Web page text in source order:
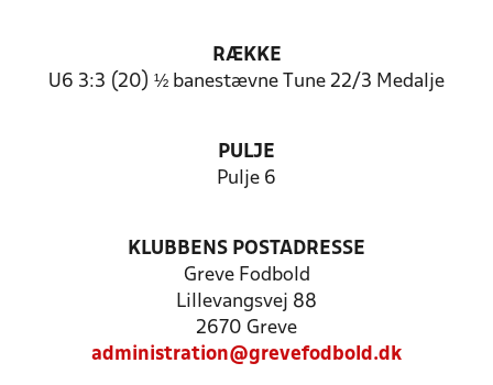
RÆKKE
U6 3:3 (20) ½ banestævne Tune 22/3 Medalje
PULJE
Pulje 6
KLUBBENS POSTADRESSE
Greve Fodbold
Lillevangsvej 88
2670 Greve
administration@grevefodbold.dk